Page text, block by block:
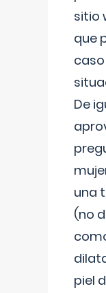
sitio
que
De
una
(no
piel